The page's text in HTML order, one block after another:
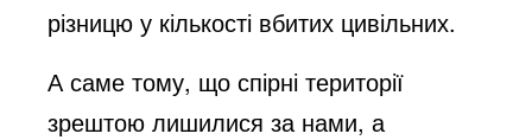
різницю у кількості вбитих цивільних.
А саме тому, що спірні території
зрештою лишилися за нами, а